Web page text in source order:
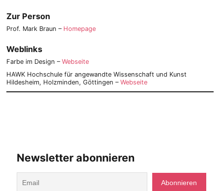
Zur Person
Prof. Mark Braun –Homepage
Weblinks
Farbe im Design – Webseite
HAWK Hochschule für angewandte Wissenschaft und Kunst
Hildesheim, Holzminden, Göttingen – Webseite
Newsletter abonnieren